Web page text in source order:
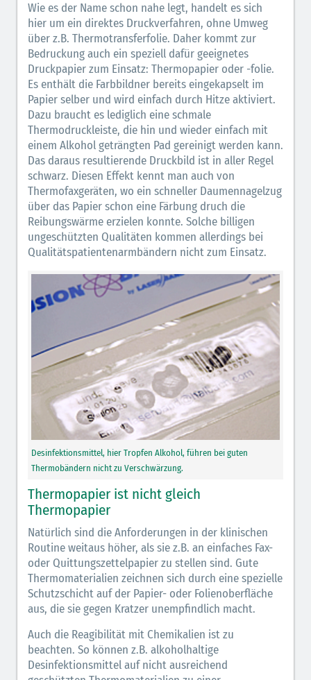
Wie es der Name schon nahe legt, handelt es sich
hier um ein direktes Druckverfahren, ohne Umweg
über z.B. Thermotransferfolie. Daher kommt zur
Bedruckung auch ein speziell dafür geeignetes
Druckpapier zum Einsatz: Thermopapier oder -folie.
Es enthält die Farbbildner bereits eingekapselt im
Papier selber und wird einfach durch Hitze aktiviert.
Dazu braucht es lediglich eine schmale
Thermodruckleiste, die hin und wieder einfach mit
einem Alkohol geträngten Pad gereinigt werden kann.
Das daraus resultierende Druckbild ist in aller Regel
schwarz. Diesen Effekt kennt man auch von
Thermofaxgeräten, wo ein schneller Daumennagelzug
über das Papier schon eine Färbung druch die
Reibungswärme erzielen konnte. Solche billigen
ungeschützten Qualitäten kommen allerdings bei
Qualitätspatientenarmbändern nicht zum Einsatz.
Desinfektionsmittel, hier Tropfen Alkohol, führen bei guten
Thermobändern nicht zu Verschwärzung.
Thermopapier ist nicht gleich
Thermopapier
Natürlich sind die Anforderungen in der klinischen
Routine weitaus höher, als sie z.B. an einfaches Fax-
oder Quittungszettelpapier zu stellen sind. Gute
Thermomaterialien zeichnen sich durch eine spezielle
Schutzschicht auf der Papier- oder Folienoberfläche
aus, die sie gegen Kratzer unempfindlich macht.
Auch die Reagibilität mit Chemikalien ist zu
beachten. So können z.B. alkoholhaltige
Desinfektionsmittel auf nicht ausreichend